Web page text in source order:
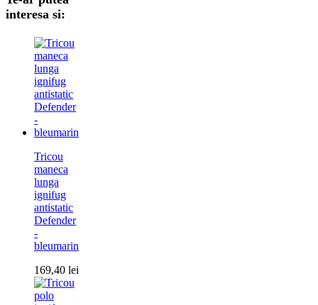
interesa si:
Tricou
maneca
lunga
ignifug
antistatic
Defender
-
bleumarin
169,40 lei